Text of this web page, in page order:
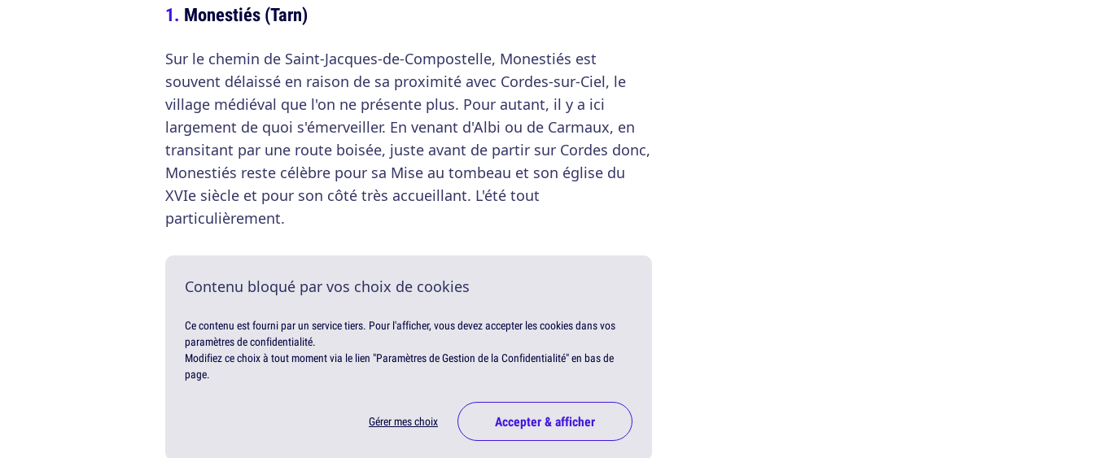
Monestiés (Tarn)
Sur le chemin de Saint-Jacques-de-Compostelle, Monestiés est
souvent délaissé en raison de sa proximité avec Cordes-sur-Ciel, le
village médiéval que l'on ne présente plus. Pour autant, il y a ici
largement de quoi s'émerveiller. En venant d'Albi ou de Carmaux, en
transitant par une route boisée, juste avant de partir sur Cordes donc,
Monestiés reste célèbre pour sa Mise au tombeau et son église du
XVIe siècle et pour son côté très accueillant. L'été tout
particulièrement.
Contenu bloqué par vos choix de cookies
Ce contenu est fourni par un service tiers. Pour l'afficher, vous devez accepter les cookies dans vos
paramètres de confidentialité.
Modifiez ce choix à tout moment via le lien "Paramètres de Gestion de la Confidentialité" en bas de
page.
Gérer mes choix Accepter & afficher